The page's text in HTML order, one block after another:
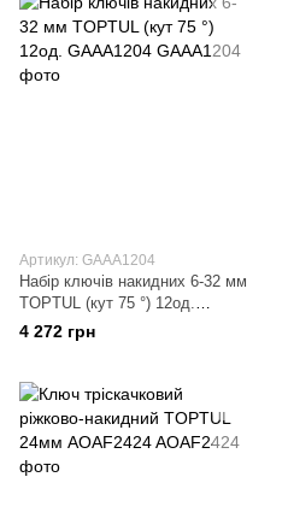
Артикул: GAAA1204
Набір ключів накидних 6-32 мм
TOPTUL (кут 75 °) 12од.
GAAA1204
4 272 грн